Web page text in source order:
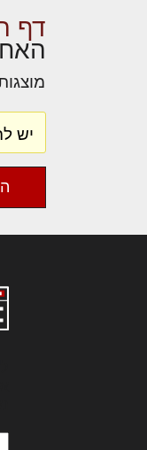
דף
מוצגות 2 תגובות – 1 עד 2 (מתוך 2
יש